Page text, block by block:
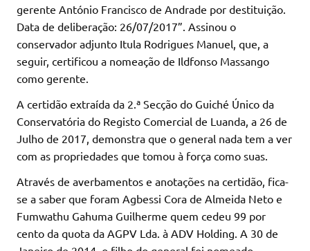
gerente António Francisco de Andrade por destituição.
Data de deliberação: 26/07/2017”. Assinou o
conservador adjunto Itula Rodrigues Manuel, que, a
seguir, certificou a nomeação de Ildfonso Massango
como gerente.
A certidão extraída da 2.ª Secção do Guiché Único da
Conservatória do Registo Comercial de Luanda, a 26 de
Julho de 2017, demonstra que o general nada tem a ver
com as propriedades que tomou à força como suas.
Através de averbamentos e anotações na certidão, fica-
se a saber que foram Agbessi Cora de Almeida Neto e
Fumwathu Gahuma Guilherme quem cedeu 99 por
cento da quota da AGPV Lda. à ADV Holding. A 30 de